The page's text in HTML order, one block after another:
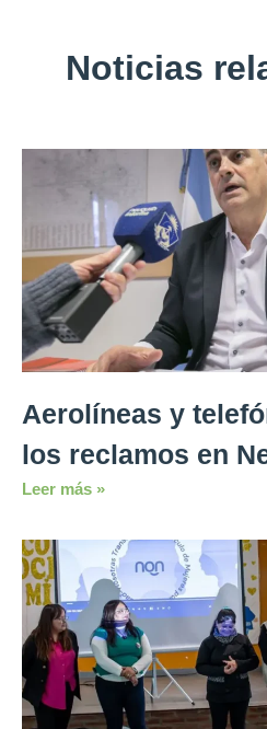
Noticias
Aerolíneas y
los reclamos en
Leer más »